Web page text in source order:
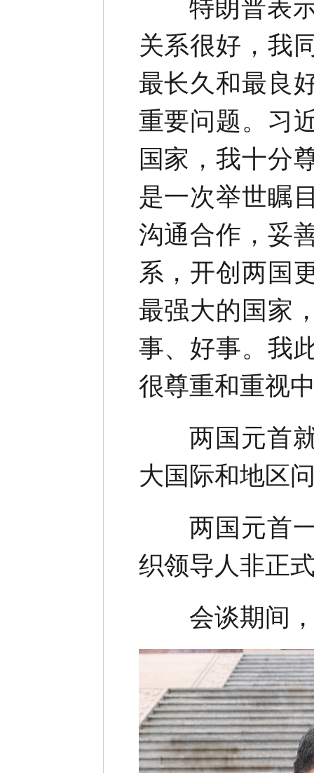
关系很好，我
最长久和最良
重要问题。习
国家，我十分
是一次举世瞩
沟通合作，妥
系，开创两国
最强大的国家
事、好事。我
很尊重和重视
两国元首就
大国际和地区
两国元首一
织领导人非正
会谈期间，